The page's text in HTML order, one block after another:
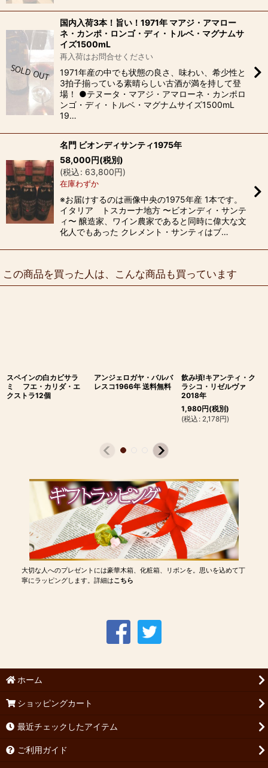
国内入荷3本！旨い！1971年 マアジ・アマロー
ネ・カンポ・ロンゴ・ディ・トルベ・マグナムサ
イズ1500mL
再入荷はお問合せください
1971年産の中でも状態の良さ、味わい、希少性と
3拍子揃っている素晴らしい古酒が満を持して登
場！ ●テヌータ・マアジ・アマローネ・カンポロ
ンゴ・ディ・トルベ・マグナムサイズ1500mL
19…
名門 ビオンディサンティ1975年
58,000円(税別)
(税込: 63,800円)
在庫わずか
※お届けするのは画像中央の1975年産 1本です。
イタリア トスカーナ地方 〜ビオンディ・サンテ
ィ〜 醸造家、ワイン農家であると同時に偉大な文
化人でもあった クレメント・サンティはブ…
この商品を買った人は、こんな商品も買っています
スペインの白カビサラ
ミ フエ・カリダ・エ
クストラ12個
アンジェロガヤ・バルバ
レスコ1966年 送料無料
飲み頃!キアンティ・ク
ラシコ・リゼルヴァ
2018年
1,980円(税別)
(税込 : 2,178円)
大切な人へのプレゼントには豪華木箱、化粧箱、リボンを。思いを込めて丁
寧にラッピングします。詳細はこちら
ホーム
ショッピングカート
最近チェックしたアイテム
ご利用ガイド